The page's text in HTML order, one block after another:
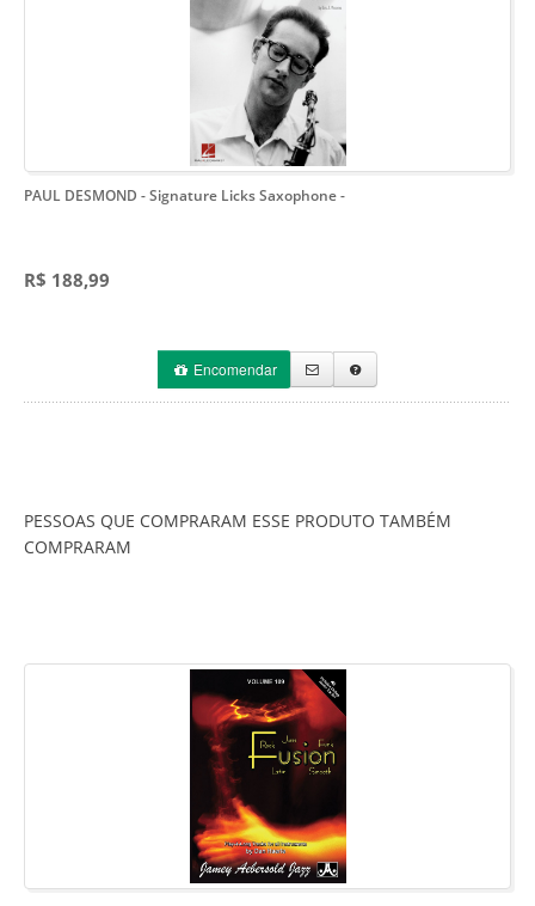
PAUL DESMOND - Signature Licks Saxophone-
R$ 188,99
Encomendar
PESSOAS QUE COMPRARAM ESSE PRODUTO TAMBÉM
COMPRARAM